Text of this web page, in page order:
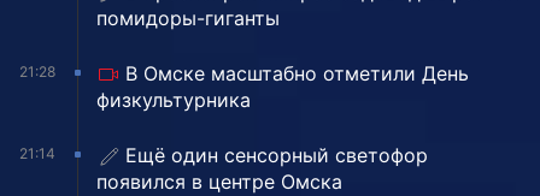
помидоры-гиганты
21:28
В Омске масштабно отметили День
физкультурника
21:14
Ещё один сенсорный светофор
появился в центре Омска